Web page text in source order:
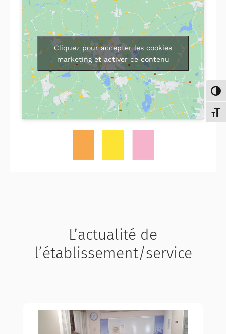
Cliquez pour accepter les cookies
marketing et activer ce contenu
L’actualité de
l’établissement/service